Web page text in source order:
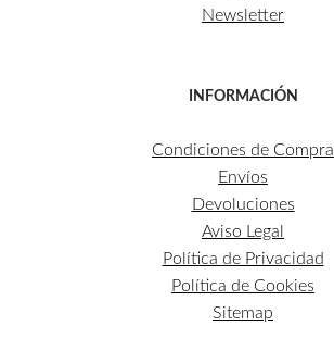
Newsletter
INFORMACIÓN
Condiciones de Compra
Envíos
Devoluciones
Aviso Legal
Política de Privacidad
Política de Cookies
Sitemap